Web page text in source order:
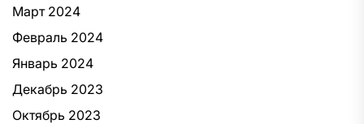
Март 2024
Февраль 2024
Январь 2024
Декабрь 2023
Октябрь 2023